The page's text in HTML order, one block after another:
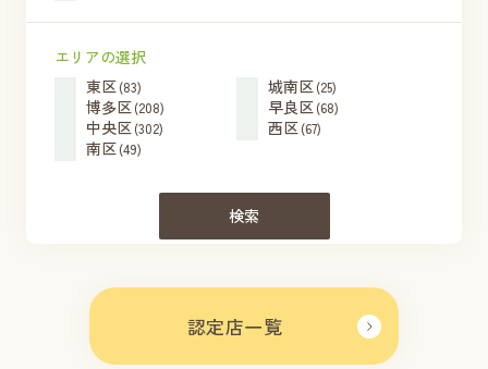
認定店一覧
エリアの選択
東区(83) 城南区(25)
博多区(208) 早良区(68)
中央区(302) 西区(67)
南区(49)
検索